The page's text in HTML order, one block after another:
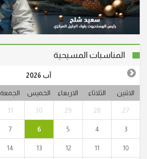
المناسبات المسيحية
آب 2026
الاثنين الثلاثاء الاربعاء الخميس الجمعة
27
28
29
30
31
3
4
5
6
7
10
11
12
13
14